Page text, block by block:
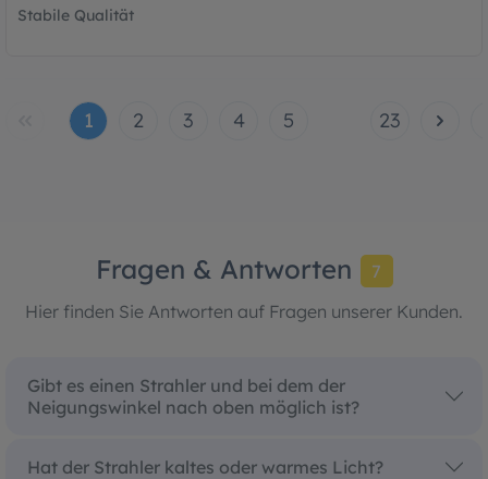
Stabile Qualität
1 2 3 4 5 23
Fragen & Antworten
7
Hier finden Sie Antworten auf Fragen unserer Kunden.
Gibt es einen Strahler und bei dem der
Neigungswinkel nach oben möglich ist?
Hat der Strahler kaltes oder warmes Licht?